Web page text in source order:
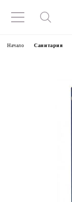
Начало Санитария